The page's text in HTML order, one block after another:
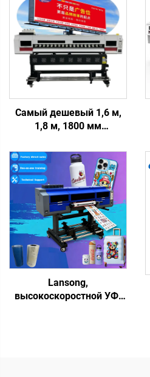
Самый дешевый 1,6 м,
1,8 м, 1800 мм
Xp600, головка I3200, 6
футов, струйный принтер
для холста, винила,
наклеек, плоттер для
наружной рекламы
Lansong,
высокоскоростной УФ-